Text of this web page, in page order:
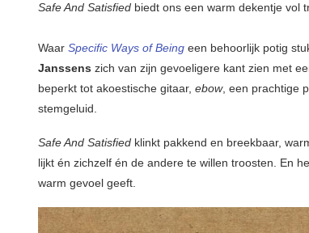
Safe And Satisfied biedt ons een warm dekentje vol
Waar Specific Ways of Being een behoorlijk potig
Janssens zich van zijn gevoeligere kant zien met
beperkt tot akoestische gitaar, ebow, een prachtige
stemgeluid.
Safe And Satisfied klinkt pakkend en breekbaar,
lijkt én zichzelf én de andere te willen troosten. En
warm gevoel geeft.